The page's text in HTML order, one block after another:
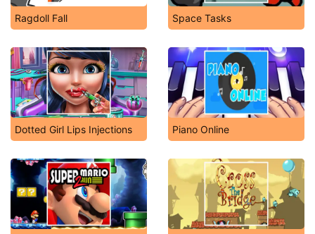
Ragdoll Fall Space Tasks
Dotted Girl Lips Injections Piano Online